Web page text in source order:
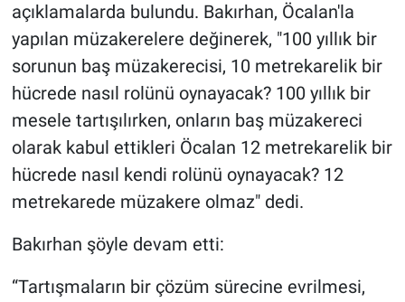
açıklamalarda bulundu. Bakırhan, Öcalan'la
yapılan müzakerelere değinerek, "100 yıllık bir
sorunun baş müzakerecisi, 10 metrekarelik bir
hücrede nasıl rolünü oynayacak? 100 yıllık bir
mesele tartışılırken, onların baş müzakereci
olarak kabul ettikleri Öcalan 12 metrekarelik bir
hücrede nasıl kendi rolünü oynayacak? 12
metrekarede müzakere olmaz" dedi.
Bakırhan şöyle devam etti:
“Tartışmaların bir çözüm sürecine evrilmesi,
Haber
İlan
Kimdir
Koronavirüs
Kültür Sanat
Ne demişti
Nedir